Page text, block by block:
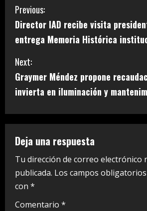
C
o
n
t
i
n
u
e
R
e
Previous:
Director IAD recibe visita
entrega Memoria Histórica
Next:
Graymer Méndez propone
invierta en iluminación y
Deja una respuesta
Tu dirección de correo electrónico
publicada. Los campos
con *
Comentario *